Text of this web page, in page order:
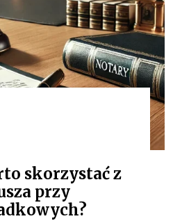
skorzystać z
przy